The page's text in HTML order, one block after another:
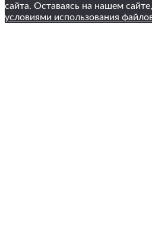
сайта. Оставаясь на нашем
условиями использования